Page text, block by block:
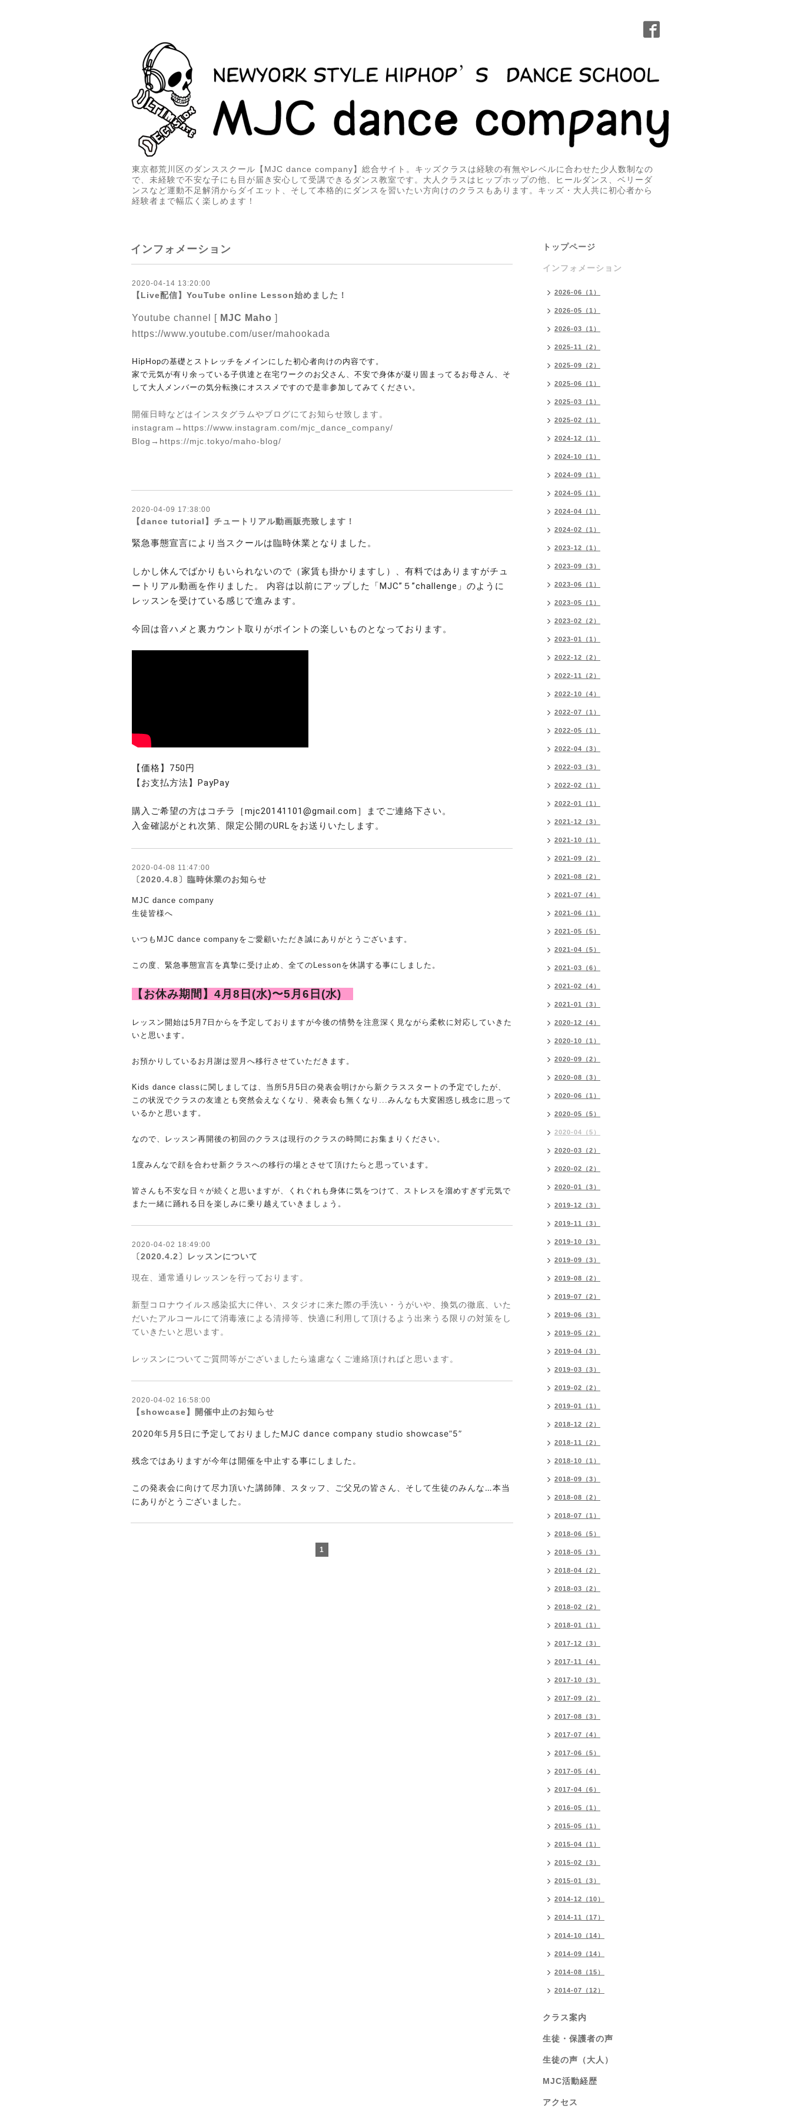
東京都荒川区のダンススクール【MJC dance company】総合サイト。キッズクラスは経験の有無やレベルに合わせた少人数制なの
で、未経験で不安な子にも目が届き安心して受講できるダンス教室です。大人クラスはヒップホップの他、ヒールダンス、ベリーダ
ンスなど運動不足解消からダイエット、そして本格的にダンスを習いたい方向けのクラスもあります。キッズ・大人共に初心者から
経験者まで幅広く楽しめます！
インフォメーション
2020-04-14 13:20:00
【Live配信】YouTube online Lesson始めました！
Youtube channel [ MJC Maho ]
https://www.youtube.com/user/mahookada
HipHopの基礎とストレッチをメインにした初心者向けの内容です。
家で元気が有り余っている子供達と在宅ワークのお父さん、不安で身体が凝り固まってるお母さん、そ
して大人メンバーの気分転換にオススメですので是非参加してみてください。
開催日時などはインスタグラムやブログにてお知らせ致します。
instagram→ https://www.instagram.com/mjc_dance_company/
Blog→ https://mjc.tokyo/maho-blog/
2020-04-09 17:38:00
【dance tutorial】チュートリアル動画販売致します！
緊急事態宣言により当スクールは臨時休業となりました。
しかし休んでばかりもいられないので（家賃も掛かりますし）、有料ではありますがチュ
ートリアル動画を作りました。 内容は以前にアップした「MJC”５”challenge」のように
レッスンを受けている感じで進みます。
今回は音ハメと裏カウント取りがポイントの楽しいものとなっております。
【価格】750円
【お支払方法】PayPay
購入ご希望の方はコチラ［mjc20141101@gmail.com］までご連絡下さい。
入金確認がとれ次第、限定公開のURLをお送りいたします。
2020-04-08 11:47:00
〔2020.4.8〕臨時休業のお知らせ
MJC dance company
生徒皆様へ
いつもMJC dance companyをご愛顧いただき誠にありがとうございます。
この度、緊急事態宣言を真摯に受け止め、 全てのLessonを休講する事にしました。
【お休み期間】 4月8日(水)〜5月6日(水)
レッスン開始は5月7日からを予定しておりますが今後の情勢を注意深く見ながら柔軟に対応していきた
いと思います。
お預かりしているお月謝は翌月へ移行させていただきます。
Kids dance classに関しましては、 当所5月5日の発表会明けから新クラススタートの予定でしたが、
この状況でクラスの友達とも突然会えなくなり、 発表会も無くなり...みんなも大変困惑し残念に思って
いるかと思います。
なので、 レッスン再開後の初回のクラスは現行のクラスの時間にお集まりく ださい。
1度みんなで顔を合わせ新クラスへの移行の場とさせて頂けたらと 思っています。
皆さんも不安な日々が続くと思いますが、 くれぐれも身体に気をつけて、 ストレスを溜めすぎず元気で
また一緒に踊れる日を楽しみに乗り越 えていきましょう。
2020-04-02 18:49:00
〔2020.4.2〕レッスンについて
現在、通常通りレッスンを行っております。
新型コロナウイルス感染拡大に伴い、スタジオに来た際の手洗い・うがいや、換気の徹底、いた
だいたアルコールにて消毒液による清掃等、快適に利用して頂けるよう出来うる限りの対策をし
ていきたいと思います。
レッスンについてご質問等がございましたら遠慮なくご連絡頂ければと思います。
2020-04-02 16:58:00
【showcase】開催中止のお知らせ
2020年5月5日に予定しておりましたMJC dance company studio showcase”5”
残念ではありますが今年は開催を中止する事にしました。
この発表会に向けて尽力頂いた講師陣、スタッフ、ご父兄の皆さん、そして生徒のみんな…本当
にありがとうございました。
1
トップページ
インフォメーション
2026-06（1）
2026-05（1）
2026-03（1）
2025-11（2）
2025-09（2）
2025-06（1）
2025-03（1）
2025-02（1）
2024-12（1）
2024-10（1）
2024-09（1）
2024-05（1）
2024-04（1）
2024-02（1）
2023-12（1）
2023-09（3）
2023-06（1）
2023-05（1）
2023-02（2）
2023-01（1）
2022-12（2）
2022-11（2）
2022-10（4）
2022-07（1）
2022-05（1）
2022-04（3）
2022-03（3）
2022-02（1）
2022-01（1）
2021-12（3）
2021-10（1）
2021-09（2）
2021-08（2）
2021-07（4）
2021-06（1）
2021-05（5）
2021-04（5）
2021-03（6）
2021-02（4）
2021-01（3）
2020-12（4）
2020-10（1）
2020-09（2）
2020-08（3）
2020-06（1）
2020-05（5）
2020-04（5）
2020-03（2）
2020-02（2）
2020-01（3）
2019-12（3）
2019-11（3）
2019-10（3）
2019-09（3）
2019-08（2）
2019-07（2）
2019-06（3）
2019-05（2）
2019-04（3）
2019-03（3）
2019-02（2）
2019-01（1）
2018-12（2）
2018-11（2）
2018-10（1）
2018-09（3）
2018-08（2）
2018-07（1）
2018-06（5）
2018-05（3）
2018-04（2）
2018-03（2）
2018-02（2）
2018-01（1）
2017-12（3）
2017-11（4）
2017-10（3）
2017-09（2）
2017-08（3）
2017-07（4）
2017-06（5）
2017-05（4）
2017-04（6）
2016-05（1）
2015-05（1）
2015-04（1）
2015-02（3）
2015-01（3）
2014-12（10）
2014-11（17）
2014-10（14）
2014-09（14）
2014-08（15）
2014-07（12）
クラス案内
生徒・保護者の声
生徒の声（大人）
MJC活動経歴
アクセス